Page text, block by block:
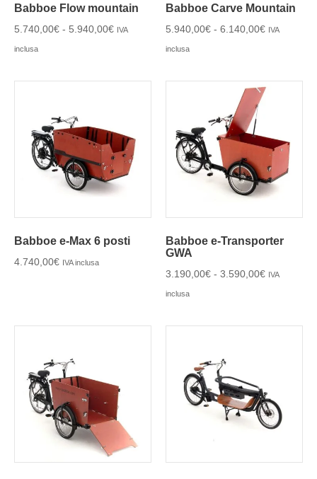
Babboe Flow mountain
5.740,00€ - 5.940,00€ IVA
inclusa
Babboe Carve Mountain
5.940,00€ - 6.140,00€ IVA
inclusa
Babboe e-Max 6 posti
4.740,00€ IVA inclusa
Babboe e-Transporter
GWA
3.190,00€ - 3.590,00€ IVA
inclusa